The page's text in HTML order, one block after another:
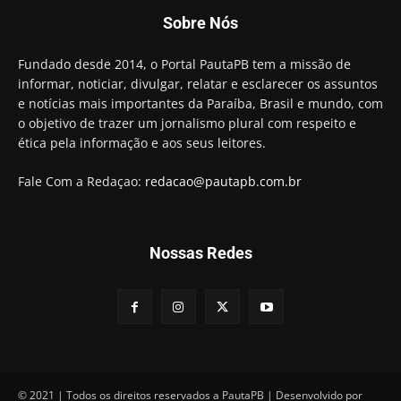
preso e faz vídeo na cadeia
Hugo Motta retira projeto que permitia bancos
"confiscar" dinheiro de clientes
01:49
Descaso da gestão Panta deixa crianças e
professoras 'ilhadas' em creche
00:16
Sobre Nós
Fundado desde 2014, o Portal PautaPB tem a missão de
informar, noticiar, divulgar, relatar e esclarecer os assuntos
e notícias mais importantes da Paraíba, Brasil e mundo, com
o objetivo de trazer um jornalismo plural com respeito e
ética pela informação e aos seus leitores.
Fale Com a Redaçao: redacao@pautapb.com.br
Nossas Redes
© 2021 | Todos os direitos reservados a PautaPB | Desenvolvido por